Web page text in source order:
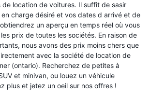
de location de voitures. Il suffit de sasir
charge désiré et vos dates d arrivé et de
un aperçu en temps réel où vous
prix de toutes les sociétés. En raison de
nous avons des prix moins chers que
avec la société de location de
(ontario). Recherchez de petites à
et minivan, ou louez un véhicule
plus et jetez un oeil sur nos offres !